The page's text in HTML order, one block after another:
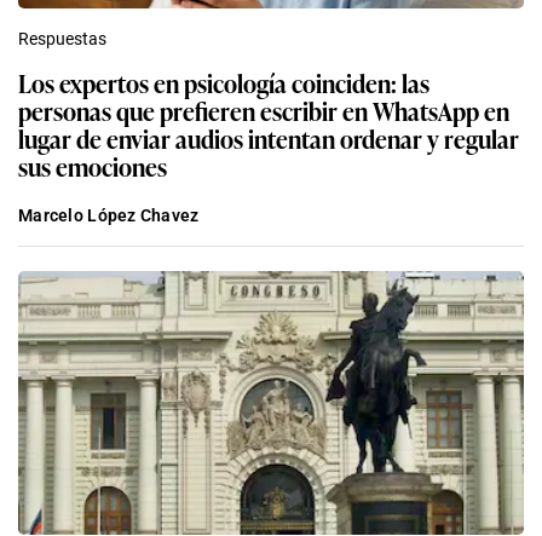
Respuestas
Los expertos en psicología coinciden: las
personas que prefieren escribir en WhatsApp en
lugar de enviar audios intentan ordenar y regular
sus emociones
Marcelo López Chavez